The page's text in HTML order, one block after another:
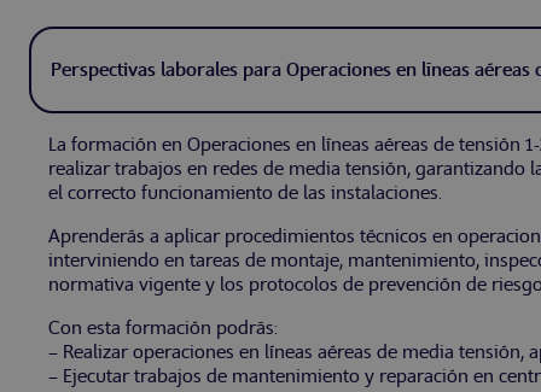
Perspectivas laborales para Operaciones en líneas
La formación en Operaciones en líneas aéreas de tensión
realizar trabajos en redes de media tensión,
el correcto funcionamiento de las instalaciones.
Aprenderás a aplicar procedimientos técnicos en
interviniendo en tareas de montaje, mantenimiento,
normativa vigente y los protocolos de prevención de
Con esta formación podrás:
– Realizar operaciones en líneas aéreas de media tensión,
– Ejecutar trabajos de mantenimiento y reparación en